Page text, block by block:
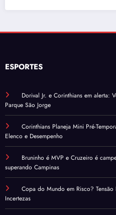
ESPORTES
Dorival Jr. e Corinthians em alerta:
Parque São Jorge
Corinthians Planeja Mini Pré-
Elenco e Desempenho
Bruninho é MVP e Cruzeiro é
superando Campinas
Copa do Mundo em Risco?
Incertezas